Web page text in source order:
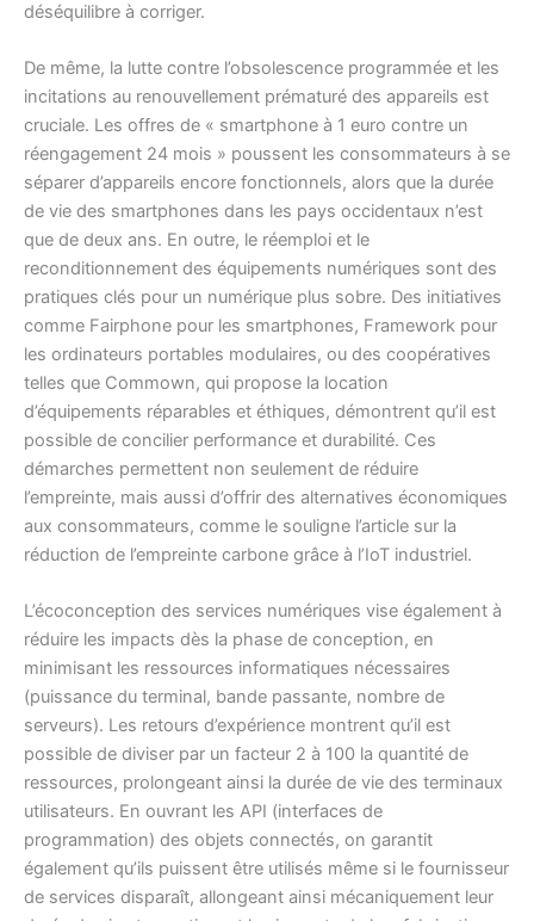
déséquilibre à corriger.
De même, la lutte contre l’obsolescence programmée et les
incitations au renouvellement prématuré des appareils est
cruciale. Les offres de « smartphone à 1 euro contre un
réengagement 24 mois » poussent les consommateurs à se
séparer d’appareils encore fonctionnels, alors que la durée
de vie des smartphones dans les pays occidentaux n’est
que de deux ans. En outre, le réemploi et le
reconditionnement des équipements numériques sont des
pratiques clés pour un numérique plus sobre. Des initiatives
comme Fairphone pour les smartphones, Framework pour
les ordinateurs portables modulaires, ou des coopératives
telles que Commown, qui propose la location
d’équipements réparables et éthiques, démontrent qu’il est
possible de concilier performance et durabilité. Ces
démarches permettent non seulement de réduire
l’empreinte, mais aussi d’offrir des alternatives économiques
aux consommateurs, comme le souligne l’article sur la
réduction de l’empreinte carbone grâce à l’IoT industriel.
L’écoconception des services numériques vise également à
réduire les impacts dès la phase de conception, en
minimisant les ressources informatiques nécessaires
(puissance du terminal, bande passante, nombre de
serveurs). Les retours d’expérience montrent qu’il est
possible de diviser par un facteur 2 à 100 la quantité de
ressources, prolongeant ainsi la durée de vie des terminaux
utilisateurs. En ouvrant les API (interfaces de
programmation) des objets connectés, on garantit
également qu’ils puissent être utilisés même si le fournisseur
de services disparaît, allongeant ainsi mécaniquement leur